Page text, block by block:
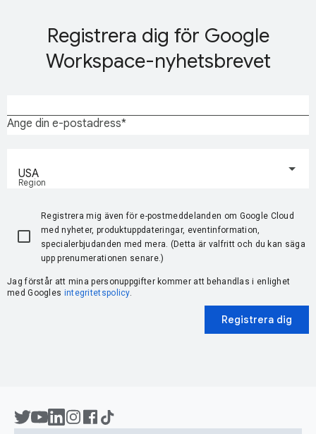
Registrera dig för Google
Workspace-nyhetsbrevet
Ange din e-postadress
Region
USA
Registrera mig även för e-postmeddelanden om Google Cloud
med nyheter, produktuppdateringar, eventinformation,
specialerbjudanden med mera. (Detta är valfritt och du kan säga
upp prenumerationen senare.)
Jag förstår att mina personuppgifter kommer att behandlas i enlighet
med Googles integritetspolicy.
Registrera dig